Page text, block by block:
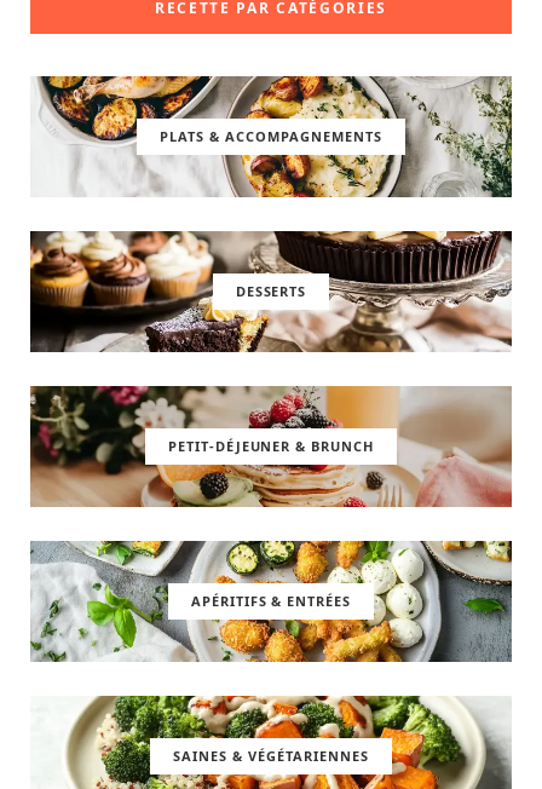
RECETTE PAR CATÉGORIES
PLATS & ACCOMPAGNEMENTS
DESSERTS
PETIT-DÉJEUNER & BRUNCH
APÉRITIFS & ENTRÉES
SAINES & VÉGÉTARIENNES